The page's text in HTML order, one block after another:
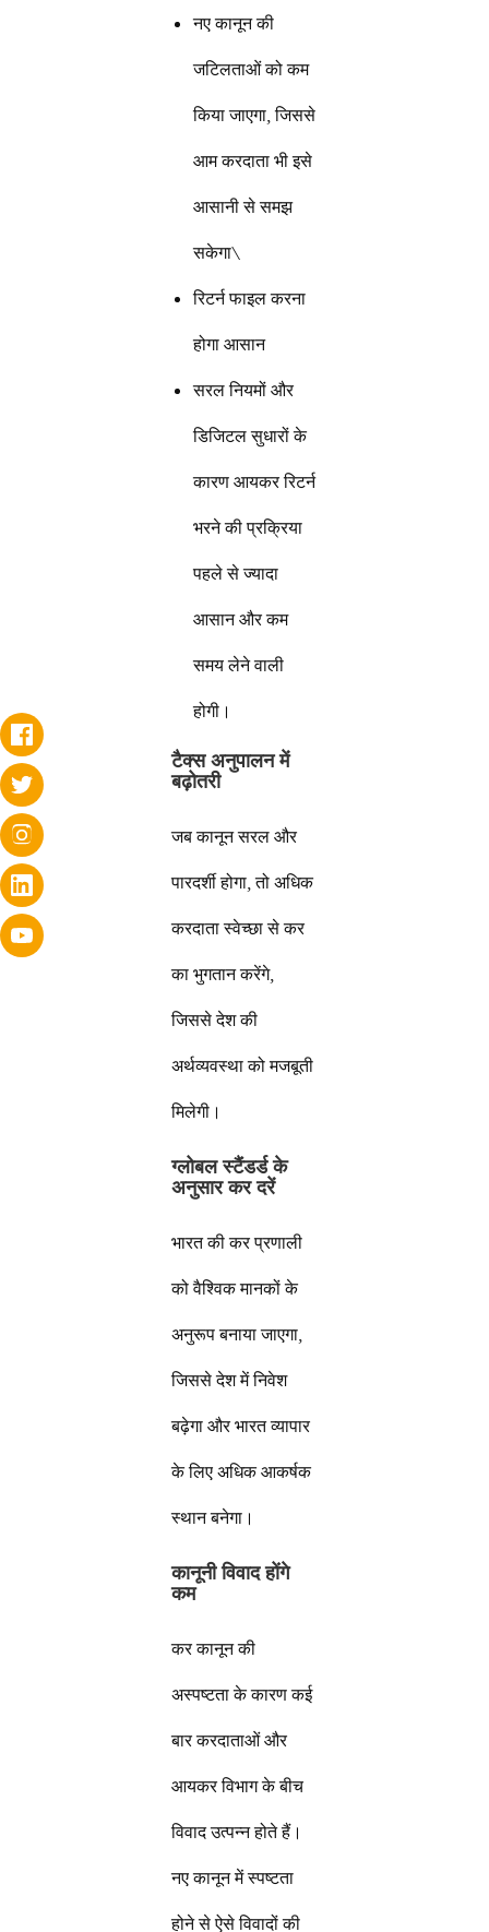
नए कानून की
जटिलताओं को कम
किया जाएगा, जिससे
आम करदाता भी इसे
आसानी से समझ
सकेगा\
रिटर्न फाइल करना
होगा आसान
सरल नियमों और
डिजिटल सुधारों के
कारण आयकर रिटर्न
भरने की प्रक्रिया
पहले से ज्यादा
आसान और कम
समय लेने वाली
होगी।
टैक्स अनुपालन में
बढ़ोतरी
जब कानून सरल और
पारदर्शी होगा, तो अधिक
करदाता स्वेच्छा से कर
का भुगतान करेंगे,
जिससे देश की
अर्थव्यवस्था को मजबूती
मिलेगी।
ग्लोबल स्टैंडर्ड के
अनुसार कर दरें
भारत की कर प्रणाली
को वैश्विक मानकों के
अनुरूप बनाया जाएगा,
जिससे देश में निवेश
बढ़ेगा और भारत व्यापार
के लिए अधिक आकर्षक
स्थान बनेगा।
कानूनी विवाद होंगे
कम
कर कानून की
अस्पष्टता के कारण कई
बार करदाताओं और
आयकर विभाग के बीच
विवाद उत्पन्न होते हैं।
नए कानून में स्पष्टता
होने से ऐसे विवादों की